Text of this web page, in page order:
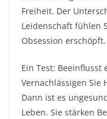
Freiheit. Der
Leidenschaft fühlen
Obsession erschöpft.​
Ein Test: Beeinflusst
Vernachlässigen Sie
Dann ist es
Leben. Sie stärken